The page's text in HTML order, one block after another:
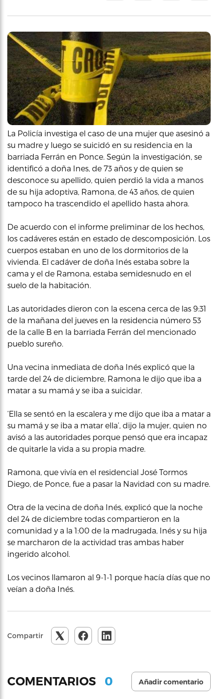
La Policía investiga el caso de una mujer que asesinó a
su madre y luego se suicidó en su residencia en la
barriada Ferrán en Ponce. Según la investigación, se
identificó a doña Ines, de 73 años y de quien se
desconoce su apellido, quien perdió la vida a manos
de su hija adoptiva, Ramona, de 43 años, de quien
tampoco ha trascendido el apellido hasta ahora.
De acuerdo con el informe preliminar de los hechos,
los cadáveres están en estado de descomposición. Los
cuerpos estaban en uno de los dormitorios de la
vivienda. El cadáver de doña Inés estaba sobre la
cama y el de Ramona, estaba semidesnudo en el
suelo de la habitación.
Las autoridades dieron con la escena cerca de las 9:31
de la mañana del jueves en la residencia número 53
de la calle B en la barriada Ferrán del mencionado
pueblo sureño.
Una vecina inmediata de doña Inés explicó que la
tarde del 24 de diciembre, Ramona le dijo que iba a
matar a su mamá y se iba a suicidar.
‘Ella se sentó en la escalera y me dijo que iba a matar a
su mamá y se iba a matar ella’, dijo la mujer, quien no
avisó a las autoridades porque pensó que era incapaz
de quitarle la vida a su propia madre.
Ramona, que vivía en el residencial José Tormos
Diego, de Ponce, fue a pasar la Navidad con su madre.
Otra de la vecina de doña Inés, explicó que la noche
del 24 de diciembre todas compartieron en la
comunidad y a la 1:00 de la madrugada, Inés y su hija
se marcharon de la actividad tras ambas haber
ingerido alcohol.
Los vecinos llamaron al 9-1-1 porque hacía días que no
veían a doña Inés.
Compartir
COMENTARIOS 0 Añadir comentario